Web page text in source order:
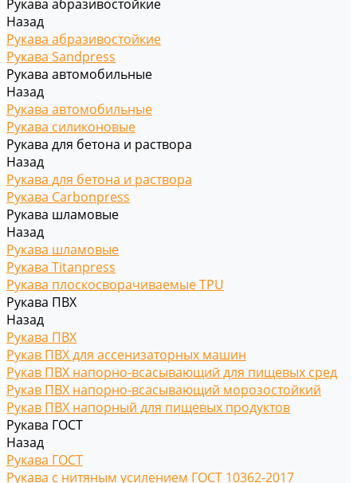
Рукава абразивостойкие
Назад
Рукава абразивостойкие
Рукава Sandpress
Рукава автомобильные
Назад
Рукава автомобильные
Рукава силиконовые
Рукава для бетона и раствора
Назад
Рукава для бетона и раствора
Рукава Carbonpress
Рукава шламовые
Назад
Рукава шламовые
Рукава Titanpress
Рукава плоскосворачиваемые TPU
Рукава ПВХ
Назад
Рукава ПВХ
Рукав ПВХ для ассенизаторных машин
Рукав ПВХ напорно-всасывающий для пищевых сред
Рукав ПВХ напорно-всасывающий морозостойкий
Рукав ПВХ напорный для пищевых продуктов
Рукава ГОСТ
Назад
Рукава ГОСТ
Рукава с нитяным усилением ГОСТ 10362-2017